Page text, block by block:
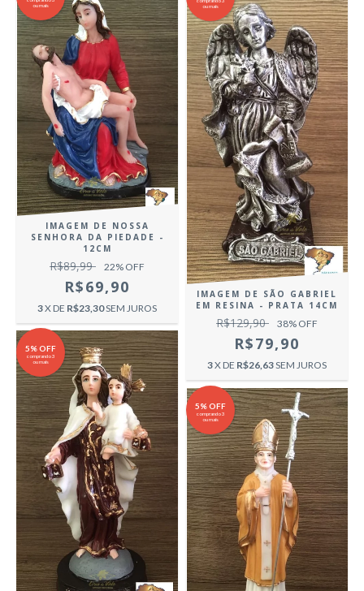
ou mais
IMAGEM DE NOSSA
SENHORA DA PIEDADE -
12CM
R$89,99 22% OFF
R$69,90
3X DE R$23,30SEM JUROS
ou mais
IMAGEM DE SÃO GABRIEL
EM RESINA - PRATA 14CM
R$129,90 38% OFF
R$79,90
3X DE R$26,63SEM JUROS
5% OFF
comprando 3
ou mais
5% OFF
comprando 3
ou mais